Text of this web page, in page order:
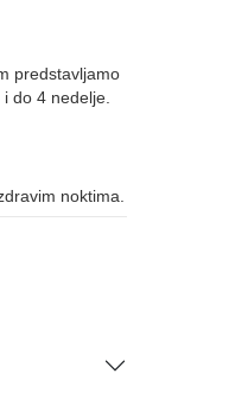
predstavljamo
do 4 nedelje.
noktima.